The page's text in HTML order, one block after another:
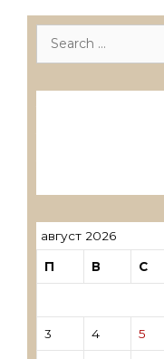
Search
август 2026
П В С
3 4 5